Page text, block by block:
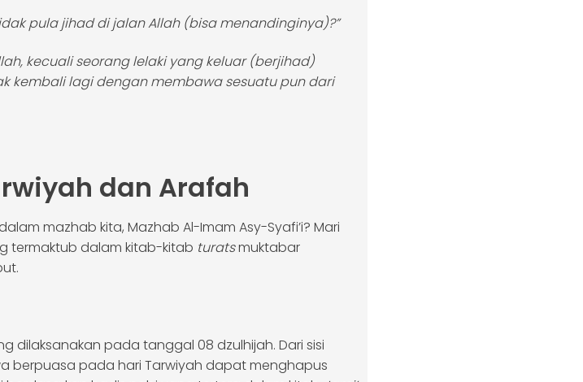
pula jihad di jalan Allah (bisa menandinginya)?”
kecuali seorang lelaki yang keluar (berjihad)
kembali lagi dengan membawa sesuatu pun dari
dan Arafah
mazhab kita, Mazhab Al-Imam Asy-Syafi’i? Mari
termaktub dalam kitab-kitab turatsmuktabar
dilaksanakan pada tanggal 08 dzulhijah. Dari sisi
berpuasa pada hari Tarwiyah dapat menghapus